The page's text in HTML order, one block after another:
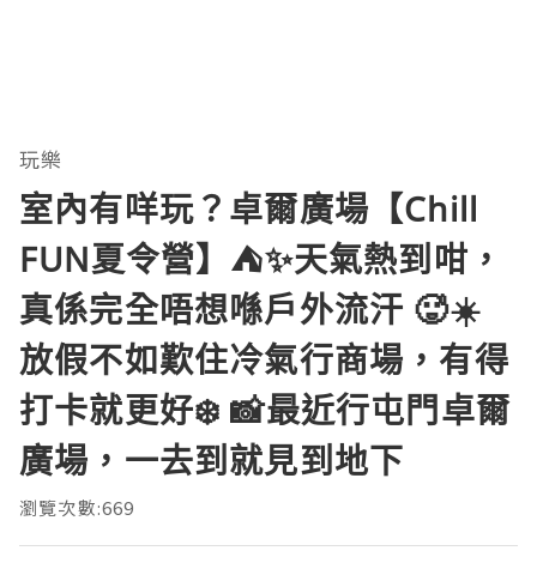
玩樂
室內有咩玩？卓爾廣場【Chill
FUN夏令營】⛺️✨天氣熱到咁，
真係完全唔想喺戶外流汗 🥵☀️
放假不如歎住冷氣行商場，有得
打卡就更好❄️ 📸最近行屯門卓爾
廣場，一去到就見到地下
瀏覽次數:669